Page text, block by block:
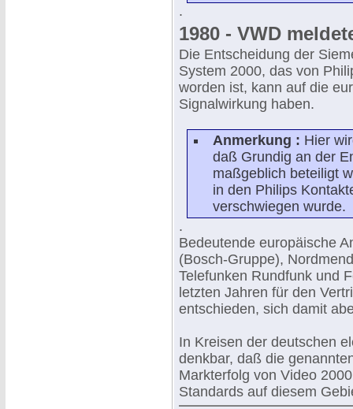
.
1980 - VWD
Die Entscheidung der
System 2000, das von
worden ist, kann auf die
Signalwirkung haben.
Anmerkung : Hier
daß Grundig an der
maßgeblich beteiligt
in den Philips
verschwiegen wurde.
.
Bedeutende europäische
(Bosch-Gruppe),
Telefunken Rundfunk und
letzten Jahren für den
entschieden, sich damit
In Kreisen der deutschen
denkbar, daß die
Markterfolg von Video
Standards auf diesem